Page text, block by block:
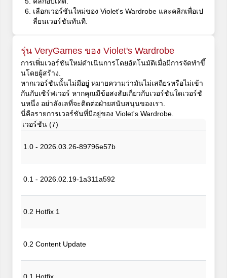
เลือกเวอร์ชันใหม่ของ Violet's Wardrobe และคลิกเพื่อเป
ลี่ยนเวอร์ชันทันที.
รุ่น VeryGames ของ Violet's Wardrobe
การเพิ่มเวอร์ชันใหม่ดำเนินการโดยอัตโนมัติเมื่อมีการจัดทำขึ้
นโดยผู้สร้าง.
หากเวอร์ชันนั้นไม่มีอยู่ หมายความว่ามันไม่เสถียรหรือไม่เข้า
กันกับเซิร์ฟเวอร์ หากคุณมีข้อสงสัยเกี่ยวกับเวอร์ชันใดเวอร์ชั
นหนึ่ง อย่าลังเลที่จะติดต่อฝ่ายสนับสนุนของเรา.
นี่คือรายการเวอร์ชันที่มีอยู่ของ Violet's Wardrobe.
เวอร์ชัน (7)
1.0 - 2026.03.26-89796e57b
0.1 - 2026.02.19-1a311a592
0.2 Hotfix 1
0.2 Content Update